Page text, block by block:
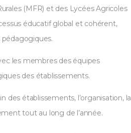
(MFR) et des Lycées Agricoles
éducatif global et cohérent,
les membres des équipes
des établissements.
des établissements, l’organisation, la
tout au long de l’année.